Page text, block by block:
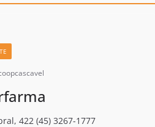
422 (45) 3267-1777